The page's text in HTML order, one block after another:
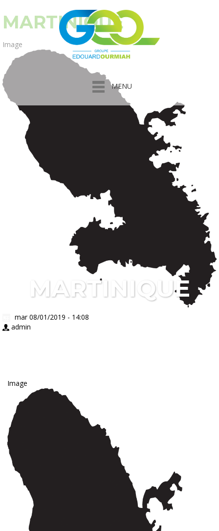
MENU
MARTINIQUE
Image
mar 08/01/2019 - 14:08
admin
MARTINIQUE
Image